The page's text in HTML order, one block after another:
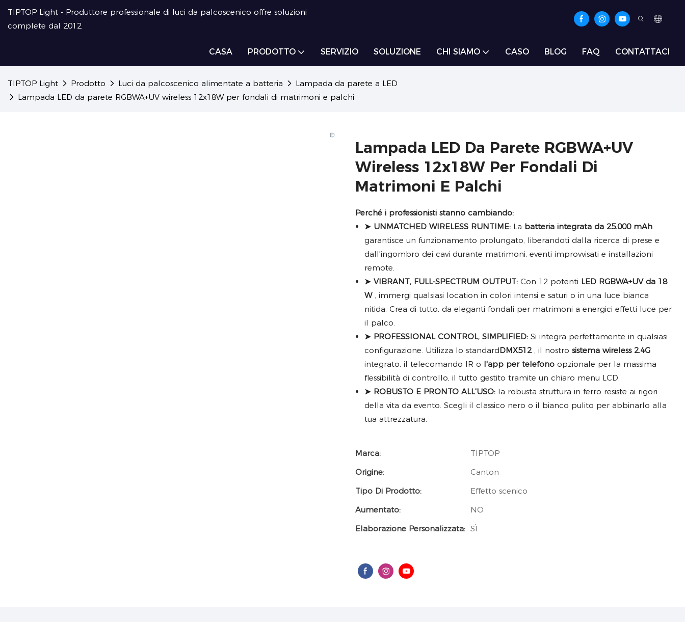
TIPTOP Light - Produttore professionale di luci da palcoscenico offre soluzioni
complete dal 2012
CASA PRODOTTO SERVIZIO SOLUZIONE CHI SIAMO CASO BLOG FAQ CONTATTACI
TIPTOP Light Prodotto Luci da palcoscenico alimentate a batteria
Lampada da parete a LED
Lampada LED da parete RGBWA+UV wireless 12x18W per fondali di matrimoni e palchi
Lampada LED Da Parete RGBWA+UV
Wireless 12x18W Per Fondali Di
Matrimoni E Palchi
Perché i professionisti stanno cambiando:
➤ UNMATCHED WIRELESS RUNTIME: La batteria integrata da 25.000 mAh
garantisce un funzionamento prolungato, liberandoti dalla ricerca di prese e
dall'ingombro dei cavi durante matrimoni, eventi improvvisati e installazioni
remote.
➤ VIBRANT, FULL-SPECTRUM OUTPUT: Con 12 potenti LED RGBWA+UV da 18
W, immergi qualsiasi location in colori intensi e saturi o in una luce bianca
nitida. Crea di tutto, da eleganti fondali per matrimoni a energici effetti luce per
il palco.
➤ PROFESSIONAL CONTROL, SIMPLIFIED: Si integra perfettamente in qualsiasi
configurazione. Utilizza lo standardDMX512, il nostro sistema wireless 2.4G
integrato, il telecomando IR o l'app per telefono opzionale per la massima
flessibilità di controllo, il tutto gestito tramite un chiaro menu LCD.
➤ ROBUSTO E PRONTO ALL'USO: la robusta struttura in ferro resiste ai rigori
della vita da evento. Scegli il classico nero o il bianco pulito per abbinarlo alla
tua attrezzatura.
Marca:
TIPTOP
Origine:
Canton
Tipo Di Prodotto:
Effetto scenico
Aumentato:
NO
Elaborazione Personalizzata: SÌ